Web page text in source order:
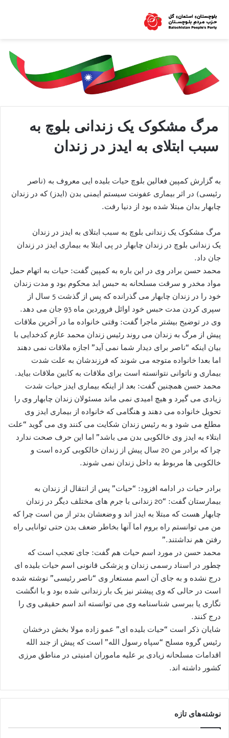
مرگ مشکوک یک زندانی بلوچ به
سبب ابتلای به ایدز در زندان
به گزارش کمپین فعالین بلوچ حیات بلیده ایی معروف به (ناصر
رئیسی) در اثر بیماری عفونت سیستم ایمنی بدن (ایدز) که در زندان
چابهار بدان مبتلا شده بود از دنیا رفت.
مرگ مشکوک یک زندانی بلوچ به سبب ابتلای به ایدز در زندان
یک زندانی بلوچ در زندان چابهار در پی ابتلا به بیماری ایدز در زندان
جان داد.
محمد حسن برادر وی در این باره به کمپین گفت: حیات به اتهام حمل
مواد مخدر و سرقت مسلحانه به حبس ابد محکوم بود و مدت زندان
خود را در زندان چابهار می گذرانده که پس از گذشت 5 سال از
سپری کردن مدت حبس خود اوائل فروردین ماه 93 جان می دهد.
وی در توضیح بیشتر ماجرا گفت: وقتی خانواده ما در آخرین ملاقات
پیش از مرگ به زندان می روند رئیس زندان محمد عازم کدخدایی با
بیان اینکه “ناصر برای دیدار شما نمی آید” اجازه ملاقات نمی دهند
اما بعدا خانواده متوجه می شوند که فرزندشان به علت شدت
بیماری و ناتوانی نتوانسته است برای ملاقات به کابین ملاقات بیاید.
محمد حسن همچنین گفت: بعد از اینکه بیماری ایدز حیات شدت
زیادی می گیرد و هیچ امیدی نمی ماند مسئولان زندان چابهار وی را
تحویل خانواده می دهند و هنگامی که خانواده از بیماری ایدز وی
مطلع می شود و به رئیس زندان شکایت می کنند وی می گوید “علت
ابتلاء به ایدز وی خالکوبی بدن می باشد” اما این حرف صحت ندارد
چرا که برادر من 20 سال پیش از زندان خالکوبی کرده است و
خالکوبی ها مربوط به داخل زندان نمی شوند.
برادر حیات در ادامه افزود: “حیات” پس از انتقال از زندان به
بیمارستان گفت: “20 زندانی با جرم های مختلف دیگر در زندان
چابهار هست که مبتلا به ایدز اند و وضعشان بدتر از من است چرا که
من می توانستم راه بروم اما آنها بخاطر ضعف بدن حتی توانایی راه
رفتن هم نداشتند.”
محمد حسن در مورد اسم حیات هم گفت: جای تعجب است که
چطور در اسناد رسمی زندان و پزشکی قانونی اسم حیات بلیده ای
درج نشده و به جای آن اسم مستعار وی “ناصر رئیسی” نوشته شده
است در حالی که وی پیشتر نیز یک بار زندانی شده بود و با انگشت
نگاری یا ببرسی شناسنامه وی می توانسته اند اسم حقیقی وی را
درج کنند.
شایان ذکر است “حیات بلیده ای” عمو زاده مولا بخش درخشان
رئیس گروه مسلح “سپاه رسول الله” است که پیش از جند الله
اقدامات مسلحانه زیادی بر علیه ماموران امنیتی در مناطق مرزی
کشور داشته اند.
نوشته‌های تازه